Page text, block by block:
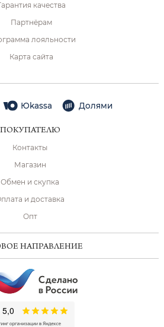
качества
Партнёрам
лояльности
Карта сайта
Юkassa Долями
ПОКУПАТЕЛЮ
Контакты
Магазин
Обмен и скупка
и доставка
Опт
НАПРАВЛЕНИЕ